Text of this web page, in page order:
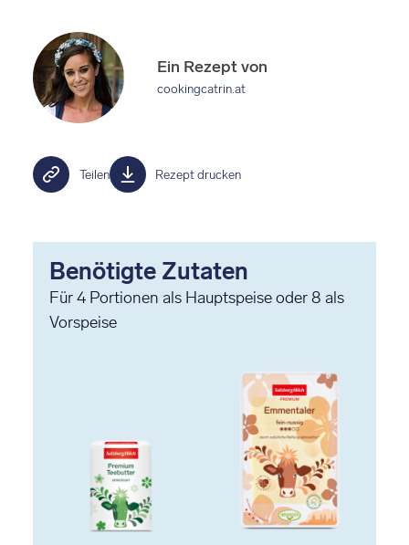
Ein Rezept von
cookingcatrin.at
Teilen Rezept drucken
Benötigte Zutaten
Für4 Portionen als Hauptspeise oder 8 als
Vorspeise